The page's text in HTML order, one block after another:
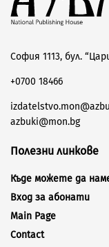
София 1113, бул.
+0700 18466
azbuki@mon.bg
Полезни линкове
Къде можете да
Вход за абонати
Main Page
Contact